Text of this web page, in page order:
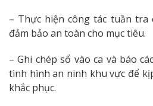
– Thực hiện công tác tuần tra
đảm bảo an toàn cho mục tiêu.
– Ghi chép sổ vào ca và báo
tình hình an ninh khu vực để
khắc phục.